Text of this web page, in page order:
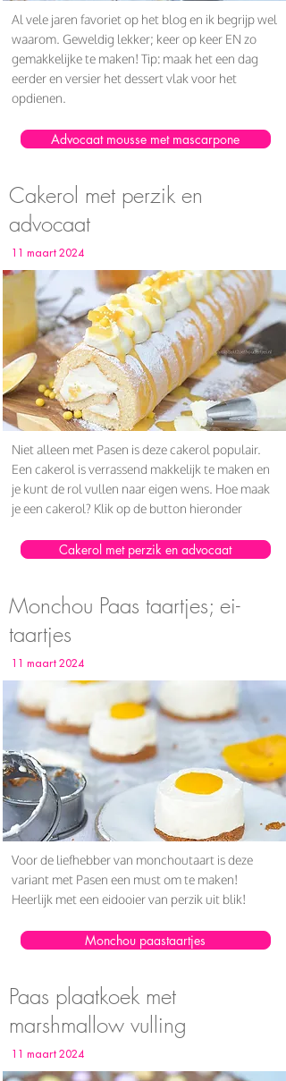
Al vele jaren favoriet op het blog en ik begrijp wel
waarom. Geweldig lekker; keer op keer EN zo
gemakkelijke te maken! Tip: maak het een dag
eerder en versier het dessert vlak voor het
opdienen.
Advocaat mousse met mascarpone
Cakerol met perzik en
advocaat
11 maart 2024
Niet alleen met Pasen is deze cakerol populair.
Een cakerol is verrassend makkelijk te maken en
je kunt de rol vullen naar eigen wens. Hoe maak
je een cakerol? Klik op de button hieronder
Cakerol met perzik en advocaat
Monchou Paas taartjes; ei-
taartjes
11 maart 2024
Voor de liefhebber van monchoutaart is deze
variant met Pasen een must om te maken!
Heerlijk met een eidooier van perzik uit blik!
Monchou paastaartjes
Paas plaatkoek met
marshmallow vulling
11 maart 2024